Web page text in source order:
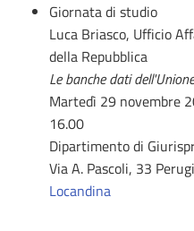
Giornata di studio
Luca Briasco, Ufficio
della Repubblica
Le banche dati
Martedì 29 novembre
16.00
Dipartimento di
Via A. Pascoli, 33
Locandina